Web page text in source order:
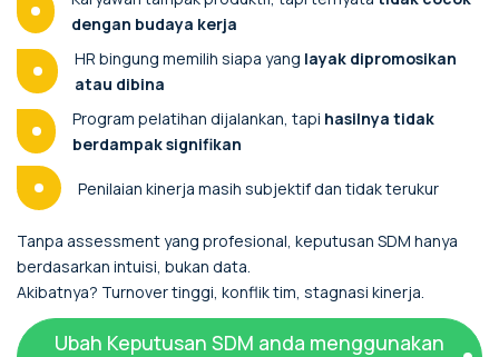
dengan budaya kerja
HR bingung memilih siapa yang layak dipromosikan
atau dibina
Program pelatihan dijalankan, tapi hasilnya tidak
berdampak signifikan
Penilaian kinerja masih subjektif dan tidak terukur
Tanpa assessment yang profesional, keputusan SDM hanya
berdasarkan intuisi, bukan data.
Akibatnya? Turnover tinggi, konflik tim, stagnasi kinerja.
Ubah Keputusan SDM anda menggunakan